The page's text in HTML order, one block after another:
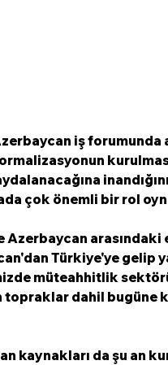
iş forumunda
çok önemli bir rol
Azerbaycan
Türkiye'ye gelip
müteahhitlik
topraklar dahil bugüne
kaynakları da şu an